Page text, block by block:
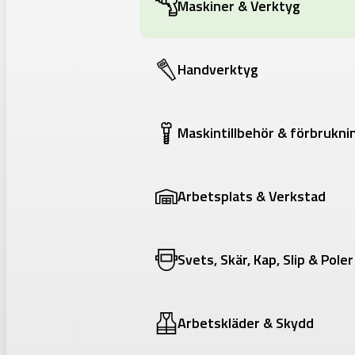
Maskiner & Verktyg
Handverktyg
Maskintillbehör &
Arbetsplats & Verkstad
Svets, Skär, Kap, Slip & Poler
Arbetskläder & Skydd